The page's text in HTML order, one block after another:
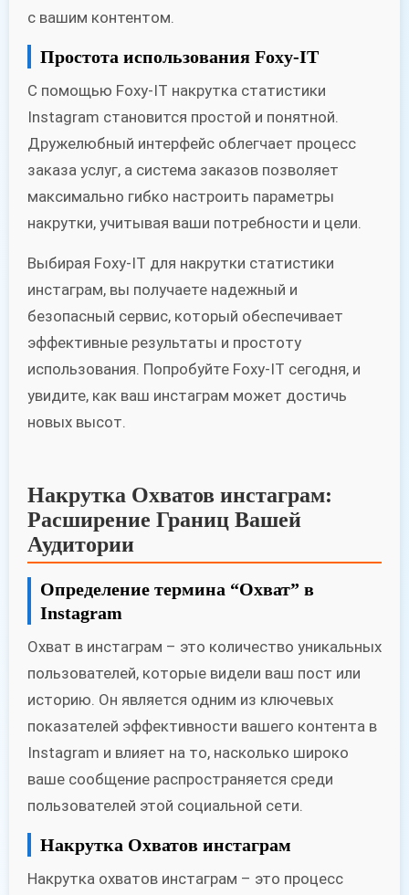
с вашим контентом.
Простота использования Foxy-IT
С помощью Foxy-IT накрутка статистики
Instagram становится простой и понятной.
Дружелюбный интерфейс облегчает процесс
заказа услуг, а система заказов позволяет
максимально гибко настроить параметры
накрутки, учитывая ваши потребности и цели.
Выбирая Foxy-IT для накрутки статистики
инстаграм, вы получаете надежный и
безопасный сервис, который обеспечивает
эффективные результаты и простоту
использования. Попробуйте Foxy-IT сегодня, и
увидите, как ваш инстаграм может достичь
новых высот.
Накрутка Охватов инстаграм:
Расширение Границ Вашей
Аудитории
Определение термина “Охват” в
Instagram
Охват в инстаграм – это количество уникальных
пользователей, которые видели ваш пост или
историю. Он является одним из ключевых
показателей эффективности вашего контента в
Instagram и влияет на то, насколько широко
ваше сообщение распространяется среди
пользователей этой социальной сети.
Накрутка Охватов инстаграм
Накрутка охватов инстаграм – это процесс